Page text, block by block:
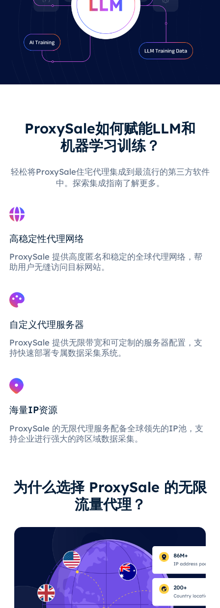
ProxySale如何赋能LLM和
机器学习训练？
轻松将ProxySale住宅代理集成到最流行的第三方软件
中。探索集成指南了解更多。
高稳定性代理网络
ProxySale 提供高度匿名和稳定的全球代理网络，帮
助用户无缝访问目标网站。
自定义代理服务器
ProxySale 提供无限带宽和可定制的服务器配置，支
持快速部署专属数据采集系统。
海量IP资源
ProxySale 的无限代理服务配备全球领先的IP池，支
持企业进行强大的跨区域数据采集。
为什么选择 ProxySale 的无限
流量代理？